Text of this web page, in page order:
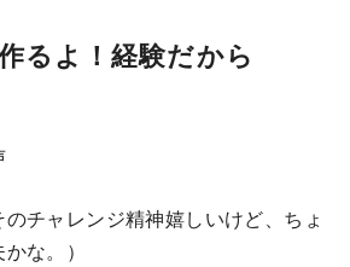
るよ！経験だから
のチャレンジ精神嬉しいけど、ちょ
な。）